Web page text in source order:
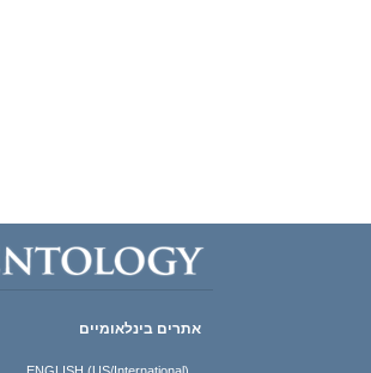
אתרים בינלאומיים